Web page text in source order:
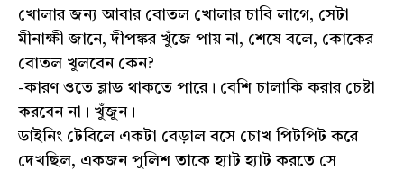
খোলার জন্য আবার বোতল খোলার চাবি লাগে, সেটা
মীনাক্ষী জানে, দীপঙ্কর খুঁজে পায় না, শেষে বলে, কোকের
বোতল খুলবেন কেন?
-কারণ ওতে ব্লাড থাকতে পারে। বেশি চালাকি করার চেষ্টা
করবেন না। খুঁজুন।
ডাইনিং টেবিলে একটা বেড়াল বসে চোখ পিটপিট করে
দেখছিল, একজন পুলিশ তাকে হ্যাট হ্যাট করতে সে